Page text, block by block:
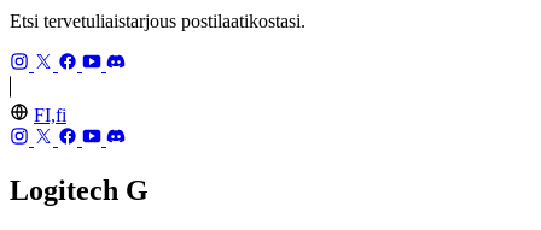
Etsi tervetuliaistarjous postilaatikostasi.
FI,fi
Logitech G